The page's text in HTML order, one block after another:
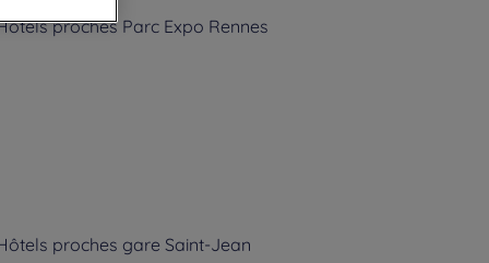
proches Parc Expo Rennes
proches gare Saint-Jean